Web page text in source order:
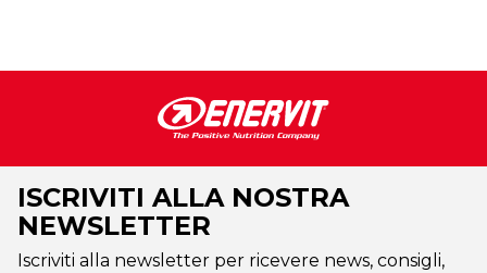
ISCRIVITI ALLA NOSTRA
NEWSLETTER
Iscriviti alla newsletter per ricevere news, consigli,